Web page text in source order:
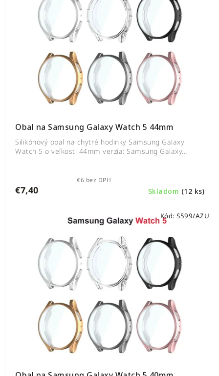
Obal na Samsung Galaxy Watch 5 44mm
Skladom (12 ks)
€6 bez DPH
€7,40
Silikónový obal na chytré hodinky Samsung Galaxy
Watch 5 o veľkosti 44mm verzia: Samsung Galaxy...
Kód: S599/AZU